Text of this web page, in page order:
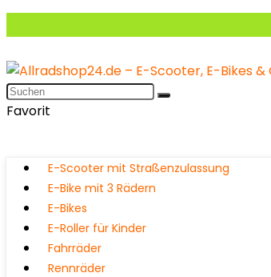
Favorit
E-Scooter mit Straßenzulassung
E-Bike mit 3 Rädern
E-Bikes
E-Roller für Kinder
Fahrräder
Rennräder